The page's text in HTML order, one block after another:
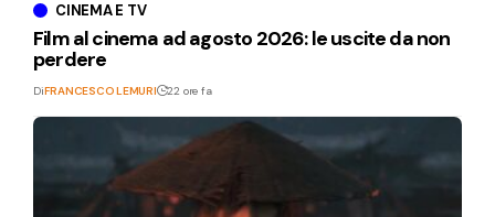
CINEMA E TV
Film al cinema ad agosto 2026: le uscite da non
perdere
DiFRANCESCO LEMURI 22 ore fa